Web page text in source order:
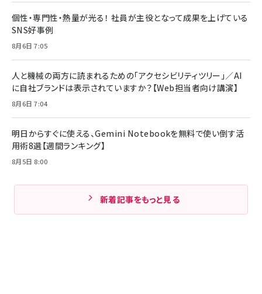
個性・専門性・熱量が光る！ 社員が主役となって成果を上げている
SNS好事例
8月6日 7:05
人と機械の両方に読まれるための「アクセシビリティツリー」／AI
に自社ブランドは表示されていますか？【Web担当者向け講演】
8月6日 7:04
明日からすぐに使える、Gemini Notebookを無料で使い倒す活
用術8選【週間ランキング】
8月5日 8:00
新着記事をもっと見る